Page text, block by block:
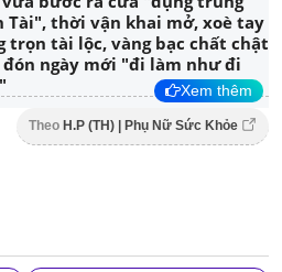
Tài", thời vận khai mở, xoè tay
trọn tài lộc, vàng bạc chất chật
đón ngày mới "đi làm như đi
Xem thêm
Theo H.P (TH) | Phụ Nữ Sức Khỏe